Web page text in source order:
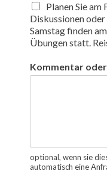
Planen Sie
Diskussionen
Samstag finden
Übungen statt.
Kommentar
optional, wenn sie
automatisch eine